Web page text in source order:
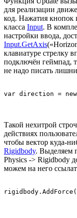
для реализации
код. Нажатия
класса Input. В
настройки ввода,
Input.GetAxis
клавиатуре стрелку
подключён геймпад,
не надо писать
Такой нехитрой
действиях
чтобы вектор куда-
Rigidbody. Выделяем
Physics -> Rigidbody
можем на него